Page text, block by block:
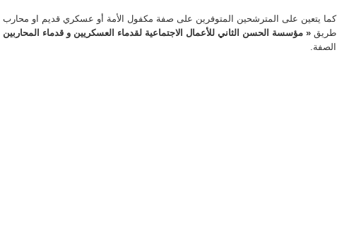
كما يتعين على المترشحين المتوفرين على صفة مكفول الأمة أو عسكري قديم او
طريق « مؤسسة الحسن الثاني للأعمال الاجتماعية لقدماء العسكريين و قدماء المحاربين
الصفة.